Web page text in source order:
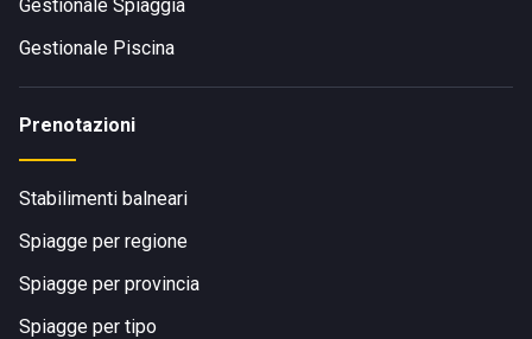
Gestionale Spiaggia
Gestionale Piscina
Prenotazioni
Stabilimenti balneari
Spiagge per regione
Spiagge per provincia
Spiagge per tipo